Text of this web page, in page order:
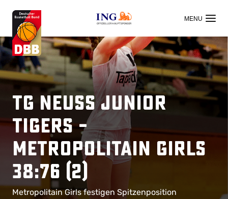
OFFIZIELLER HAUPTSPONSOR
TG Neuss Junior
Tigers –
Metropolitain Girls
38:76 (2)
Metropolitain Girls festigen Spitzenposition